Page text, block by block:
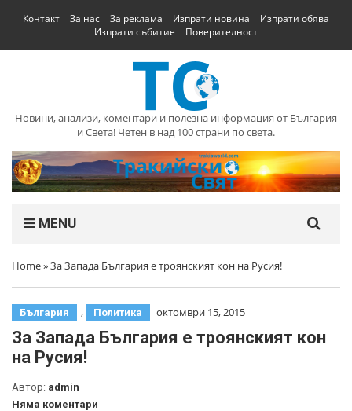
Контакт За нас За реклама Изпрати новина
Изпрати обява
Изпрати събитие
Поверителност
Новини, анализи, коментари и полезна информация от България
и Света! Четен в над 100 страни по света.
MENU
Home»За Запада България е троянският кон на Русия!
България , Политика октомври 15, 2015
За Запада България е троянският кон
на Русия!
Автор: admin
Няма коментари